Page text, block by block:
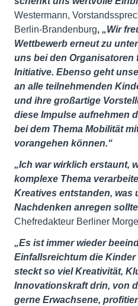
Westermann,
Berlin-Brandenburg, „Wir
Wettbewerb erneut zu
uns bei den Organisatoren
Initiative. Ebenso geht
an alle teilnehmenden
und ihre großartige
diese Impulse aufnehmen
bei dem Thema Mobilität
vorangehen können.“
„Ich war wirklich erstaunt,
komplexe Thema
Kreatives entstanden, was
Nachdenken anregen
Chefredakteur Berliner
„Es ist immer wieder
Einfallsreichtum die
steckt so viel Kreativität,
Innovationskraft drin, von
gerne Erwachsene,